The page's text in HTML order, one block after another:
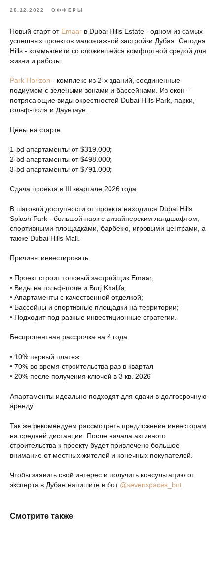
20.12.2022 ОФФЕРЫ
Новый старт от Emaar в Dubai Hills Estate - одном из самых
успешных проектов малоэтажной застройки Дубая. Сегодня
Hills - коммьюнити со сложившейся комфортной средой для
жизни и работы.
Park Horizon - комплекс из 2-х зданий, соединенные
подиумом с зелеными зонами и бассейнами. Из окон –
потрясающие виды окрестностей Dubai Hills Park, парки,
гольф-поля и Даунтаун.
Цены на старте:
1-bd апартаменты от $319.000;
2-bd апартаменты от $498.000;
3-bd апартаменты от $791.000;
Сдача проекта в III квартале 2026 года.
В шаговой доступности от проекта находится Dubai Hills
Splash Park - большой парк с дизайнерским ландшафтом,
спортивными площадками, барбекю, игровыми центрами, а
также Dubai Hills Mall.
Причины инвестировать:
• Проект строит топовый застройщик Emaar;
• Виды на гольф-поле и Burj Khalifa;
• Апартаменты с качественной отделкой;
• Бассейны и спортивные площадки на территории;
• Подходит под разные инвестиционные стратегии.
Беспроцентная рассрочка на 4 года
• 10% первый платеж
• 70% во время строительства раз в квартал
• 20% после получения ключей в 3 кв. 2026
Апартаменты идеально подходят для сдачи в долгосрочную
аренду.
Так же рекомендуем рассмотреть предложение инвесторам
на средней дистанции. После начала активного
строительства к проекту будет привлечено большое
внимание от местных жителей и конечных покупателей.
Чтобы заявить свой интерес и получить консультацию от
эксперта в Дубае напишите в бот @sevenspaces_bot
Смотрите также